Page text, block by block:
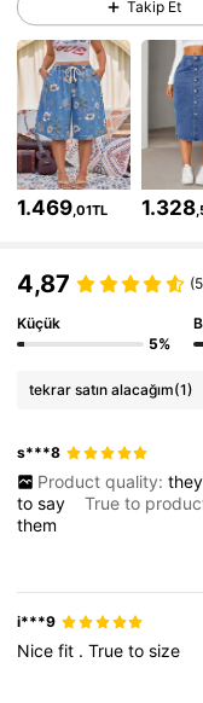
4,84 1.8M
4,84 1.8M
1.8M
1.8M
4,84 1.8M
4,84 1.8M
Takip Et
1.469,01TL 1.328
4,87
Küçük
5%
tekrar satın alacağım(1)
s***8
Product quality: they
tosay True to
them
i***9
Nicefit .Truetosize